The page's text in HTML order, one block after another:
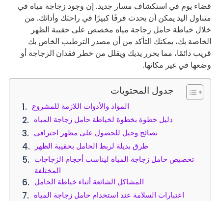
قضاء يوم في استكشاف مسار جديد. إن وجود زجاجة مياه في
متناول اليد يمكن أن يحدث فرقًا كبيرًا في راحتك وأدائك. من
خلال خياطة حامل زجاجة مياه مخصص على حقيبة الظهر
الخاصة بك، يمكنك التأكد من أن مصدر الترطيب الخاص بك
قريب دائمًا، مما يحرر يديك ويقلل من خطر فقدان الزجاجة أو
وضعها في غير مكانها.
جدول المحتويات
المواد والأدوات اللازمة للمشروع
دليل خطوة بخطوة لخياطة حامل زجاجة المياه
نصائح وحيل للحصول على مظهر احترافي
طرق بديلة لربط الحامل بحقيبة الظهر
تخصيص حامل زجاجة المياه ليناسب أحجام الزجاجات
المختلفة
المشاكل الشائعة أثناء خياطة الحامل
اعتبارات السلامة عند استخدام حامل زجاجة المياه